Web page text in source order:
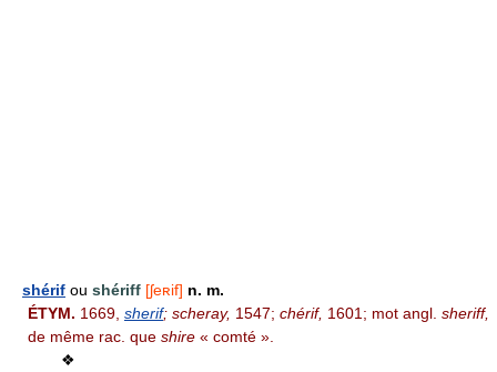
shérif ou shériff [ʃeʀif] n. m.
ÉTYM. 1669, sherif; scheray, 1547; chérif, 1601; mot angl. sheriff,
de même rac. que shire « comté ».
❖